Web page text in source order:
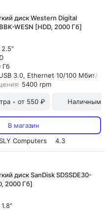
диск Western Digital
WESN [HDD, 2000 Гб]
2.5"
Гб
3.0, Ethernet 10/100 Мбит/с
5400 rpm
• от 550 ₽ Наличными
В магазин
SLY Computers
4.3
диск SanDisk SDSSDE30-
2000 Гб]
1.8"